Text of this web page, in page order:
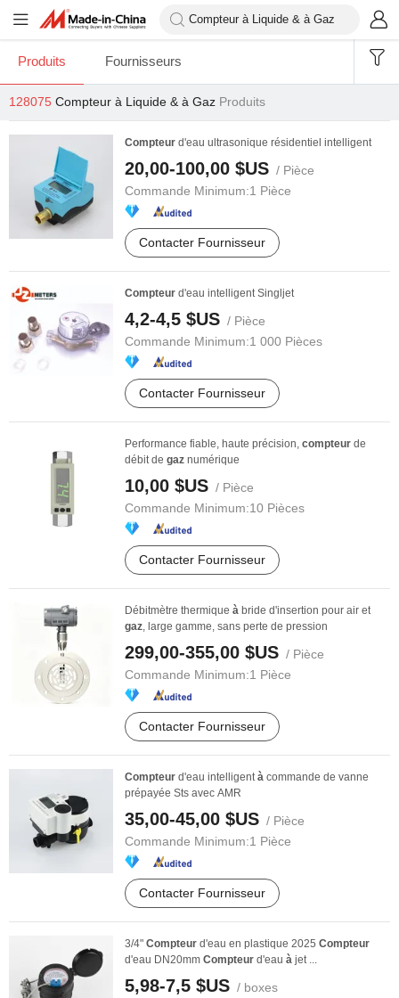
Produits Fournisseurs
128075 Compteur à Liquide & à Gaz Produits
Compteur d'eau ultrasonique résidentiel intelligent
20,00-100,00 $US / Pièce
Commande Minimum:1 Pièce
Contacter Fournisseur
Compteur d'eau intelligent Singljet
4,2-4,5 $US / Pièce
Commande Minimum:1 000 Pièces
Contacter Fournisseur
Performance fiable, haute précision, compteur de
débit de gaz numérique
10,00 $US / Pièce
Commande Minimum:10 Pièces
Contacter Fournisseur
Débitmètre thermique à bride d'insertion pour air et
gaz, large gamme, sans perte de pression
299,00-355,00 $US / Pièce
Commande Minimum:1 Pièce
Contacter Fournisseur
Compteur d'eau intelligentà commande de vanne
prépayée Sts avec AMR
35,00-45,00 $US / Pièce
Commande Minimum:1 Pièce
Contacter Fournisseur
3/4" Compteur d'eau en plastique 2025 Compteur
d'eau DN20mm Compteur d'eau à jet ...
5,98-7,5 $US / boxes